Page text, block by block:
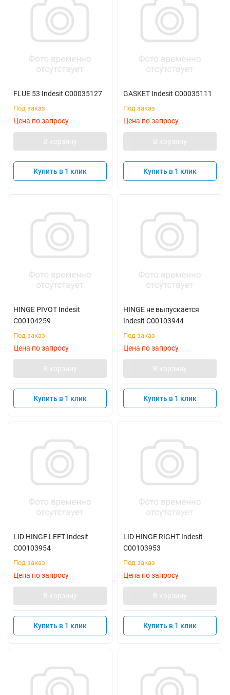
FLUE 53 Indesit C00035127
Под заказ
Цена по запросу
В корзину
Купить в 1 клик
GASKET Indesit C00035111
Под заказ
Цена по запросу
В корзину
Купить в 1 клик
HINGE PIVOT Indesit
C00104259
Под заказ
Цена по запросу
В корзину
Купить в 1 клик
HINGE не выпускается
Indesit C00103944
Под заказ
Цена по запросу
В корзину
Купить в 1 клик
LID HINGE LEFT Indesit
C00103954
Под заказ
Цена по запросу
В корзину
Купить в 1 клик
LID HINGE RIGHT Indesit
C00103953
Под заказ
Цена по запросу
В корзину
Купить в 1 клик